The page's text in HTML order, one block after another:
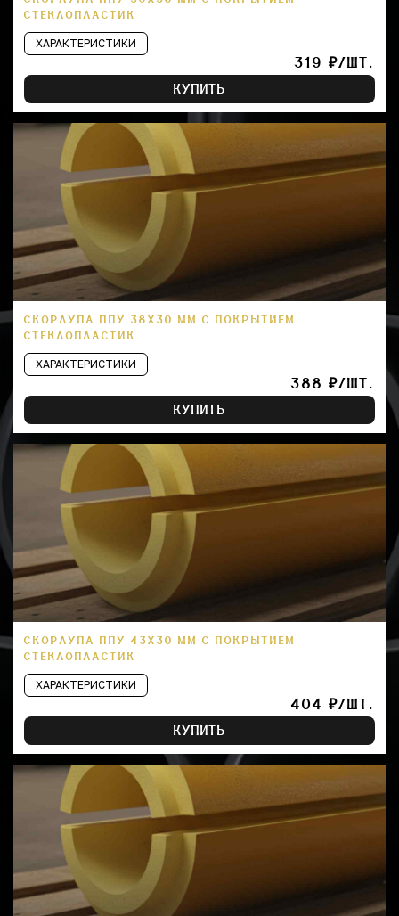
СТЕКЛОПЛАСТИК
ХАРАКТЕРИСТИКИ
319 ₽/ШТ.
КУПИТЬ
СКОРЛУПА ППУ 38Х30 ММ С ПОКРЫТИЕМ
СТЕКЛОПЛАСТИК
ХАРАКТЕРИСТИКИ
388 ₽/ШТ.
КУПИТЬ
СКОРЛУПА ППУ 43Х30 ММ С ПОКРЫТИЕМ
СТЕКЛОПЛАСТИК
ХАРАКТЕРИСТИКИ
404 ₽/ШТ.
КУПИТЬ